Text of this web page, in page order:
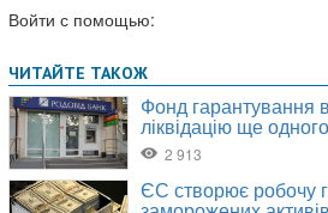
Войти с помощью: